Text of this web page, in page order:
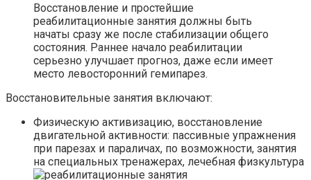
Восстановление и простейшие
реабилитационные занятия должны быть
начаты сразу же после стабилизации общего
состояния. Раннее начало реабилитации
серьезно улучшает прогноз, даже если имеет
место левосторонний гемипарез.
Восстановительные занятия включают:
Физическую активизацию, восстановление
двигательной активности: пассивные упражнения
при парезах и параличах, по возможности, занятия
на специальных тренажерах, лечебная физкультура